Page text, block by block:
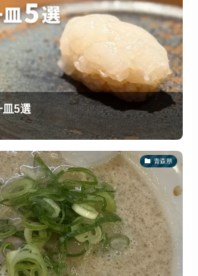
5選
青森県